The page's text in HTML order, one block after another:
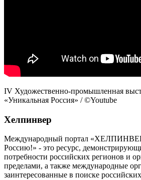
IV Художественно-промышленная
«Уникальная Россия» / ©Youtube
Хелпинвер
Международный портал
Россию!» - это ресурс,
потребности российских регионов и
пределами, а также международные
заинтересованные в поиске